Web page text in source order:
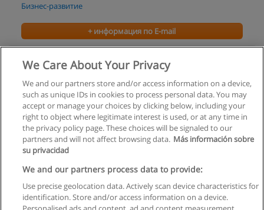
Бизнес-развитие
+ информация по E-mail
Правила пользования
Конфиденциальность информации
Напишите Educaedu
Copyright © Educaedu Business S.L. - CIF : B-95610580: -
We Care About Your Privacy
We and our partners store and/or access information on a device,
such as unique IDs in cookies to process personal data. You may
accept or manage your choices by clicking below, including your
right to object where legitimate interest is used, or at any time in
the privacy policy page. These choices will be signaled to our
partners and will not affect browsing data. Más información sobre
su privacidad
We and our partners process data to provide:
Use precise geolocation data. Actively scan device characteristics for
identification. Store and/or access information on a device.